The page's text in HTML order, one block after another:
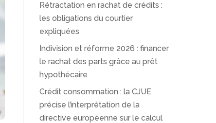
Rétractation en rachat de crédits :
les obligations du courtier
expliquées
Indivision et réforme 2026 : financer
le rachat des parts grâce au prêt
hypothécaire
Crédit consommation : la CJUE
précise l’interprétation de la
directive européenne sur le calcul